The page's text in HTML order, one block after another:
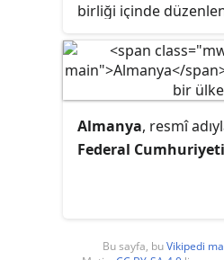
birliği içinde
başlatılmış bir
projesi, 29 Ekim
Wikimedia Almanya
Wikimedia
sistemlerde ortak
Wikimedia Vakfı'nın
Almanya, resmî
Federal Cumhuriyeti
Bu sayfa, buVikipedi